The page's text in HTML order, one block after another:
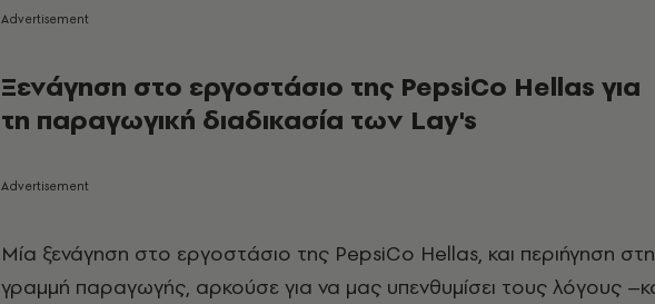
Ξενάγηση στο εργοστάσιο της PepsiCo Hellas για
τη παραγωγική διαδικασία των Lay's
Μία ξενάγηση στο εργοστάσιο της PepsiCo Hellas, και περιήγηση στη
γραμμή παραγωγής, αρκούσε για να μας υπενθυμίσει τους λόγους